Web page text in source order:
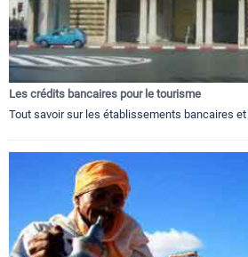
Les crédits bancaires pour le tourisme
Tout savoir sur les établissements bancaires